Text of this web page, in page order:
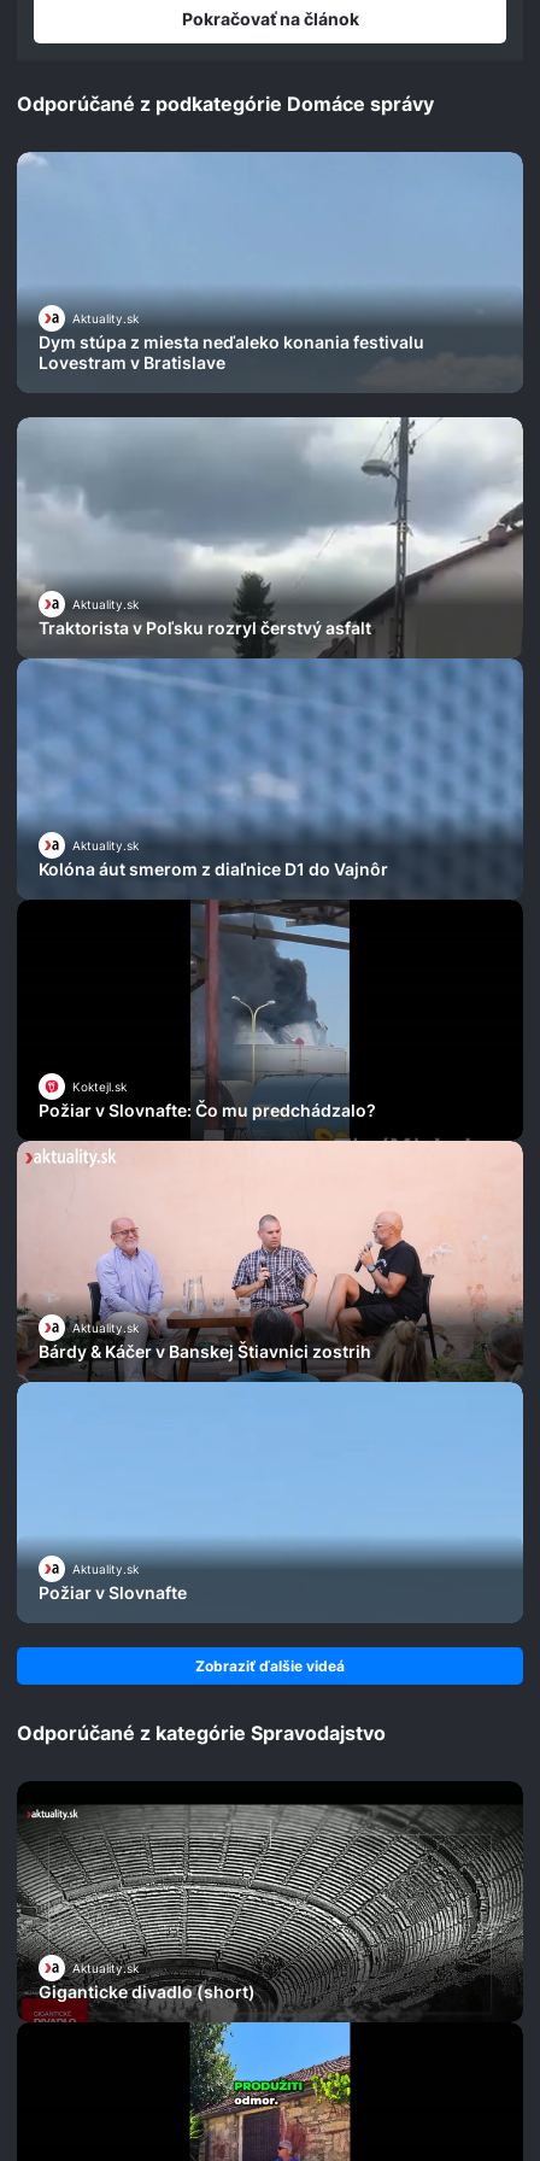
Pokračovať na článok
Odporúčané z podkategórie Domáce správy
Aktuality.sk
Dym stúpa z miesta neďaleko konania festivalu
Lovestram v Bratislave
Aktuality.sk
Traktorista v Poľsku rozryl čerstvý asfalt
Aktuality.sk
Kolóna áut smerom z diaľnice D1 do Vajnôr
Koktejl.sk
Požiar v Slovnafte: Čo mu predchádzalo?
Aktuality.sk
Bárdy & Káčer v Banskej Štiavnici zostrih
Aktuality.sk
Požiar v Slovnafte
Zobraziť ďalšie videá
Odporúčané z kategórie Spravodajstvo
Aktuality.sk
Giganticke divadlo (short)